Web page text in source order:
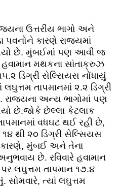
ઉત્તરીય ભાગો અને
પવનોને કારણે રાજ્યમાં
થયો છે. મુંબઈમાં પણ આવી જ
હવામાન મથકના સાંતાક્રુઝ
ડિગ્રી સેલ્સિયસ નોંધાયું
તાપમાનમાં ૨.૨ ડિગ્રી
રાજ્યના અન્ય ભાગોમાં પણ
છે.જોકે છેલ્લા કેટલાક
વધઘટ થઈ રહી છે,
થી ૨૦ ડિગ્રી સેલ્સિયસ
મુંબઈ અને તેના
છે. રવિવારે હવામાન
લઘુત્તમ તાપમાન ૧૭.૪
સોમવારે, ત્યાં લઘુત્તમ